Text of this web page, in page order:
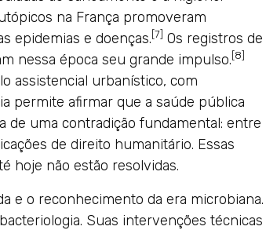
na França promoveram
epidemias e doenças.[7] Os registros de
nessa época seu grande impulso.[8]
assistencial urbanístico, com
permite afirmar que a saúde pública
de uma contradição fundamental: entre
de direito humanitário. Essas
hoje não estão resolvidas.
e o reconhecimento da era microbiana.
Suas intervenções técnicas